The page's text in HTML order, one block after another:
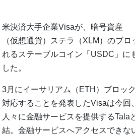
米決済大手企業Visaが、暗号資産
（仮想通貨）ステラ（XLM）のブ
れるステーブルコイン「USDC」に
した。
3月にイーサリアム（ETH）ブロッ
対応することを発表したVisaは今回
人々に金融サービスを提供するTala
結。金融サービスへアクセスできな